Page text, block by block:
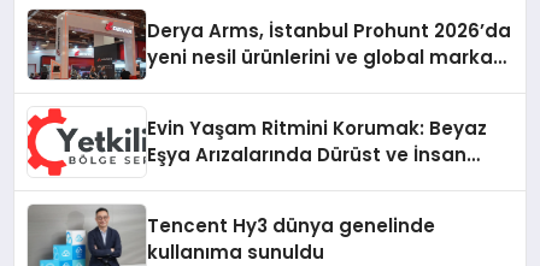
Derya Arms, İstanbul Prohunt 2026’da
yeni nesil ürünlerini ve global marka
Evin Yaşam Ritmini Korumak: Beyaz
Eşya Arızalarında Dürüst ve İnsan
Tencent Hy3 dünya genelinde
kullanıma sunuldu